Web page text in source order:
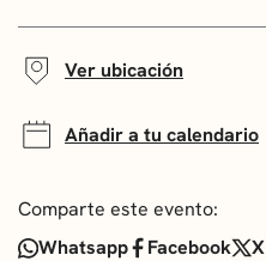
Ver ubicación
Añadir a tu calendario
Comparte este evento:
Whatsapp
Facebook X